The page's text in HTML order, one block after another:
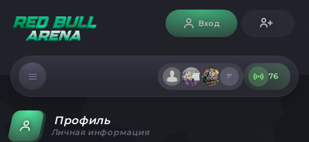
Вход
76
Профиль
Личная информация